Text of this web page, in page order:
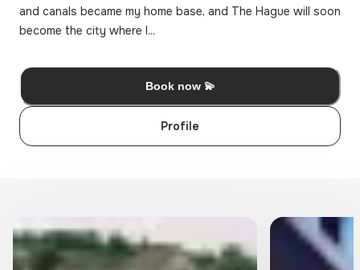
and canals became my home base, and The Hague will soon
become the city where I...
Book now 💫
Profile